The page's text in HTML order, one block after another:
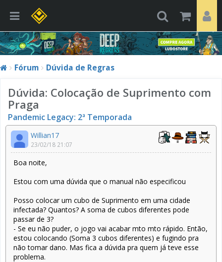
Fórum Dúvida de Regras
Dúvida: Colocação de Suprimento com
Praga
Pandemic Legacy: 2ª Temporada
Willian17
23/02/18 21:07
Boa noite,
Estou com uma dúvida que o manual não especificou
Posso colocar um cubo de Suprimento em uma cidade
infectada? Quantos? A soma de cubos diferentes pode
passar de 3?
- Se eu não puder, o jogo vai acabar mto mto rápido. Então,
estou colocando (Soma 3 cubos diferentes) e fugindo pra
não tomar dano. Mas fica a dúvida pra quem já teve esse
problema.